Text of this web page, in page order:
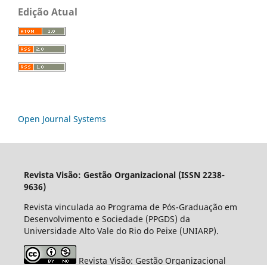
Edição Atual
Open Journal Systems
Revista Visão: Gestão Organizacional (ISSN 2238-
9636)
Revista vinculada ao Programa de Pós-Graduação em
Desenvolvimento e Sociedade (PPGDS) da
Universidade Alto Vale do Rio do Peixe (UNIARP).
Revista Visão: Gestão Organizacional